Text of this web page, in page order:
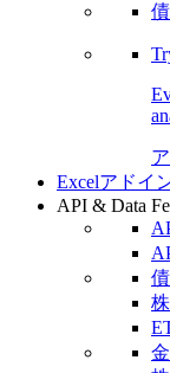
Excelアドイ
API & Data